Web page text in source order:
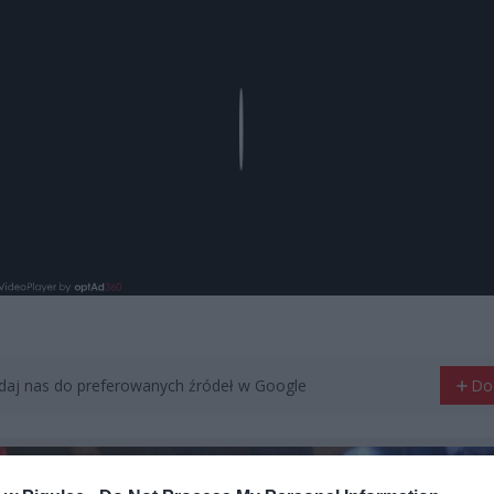
nas do preferowanych źródeł w Google